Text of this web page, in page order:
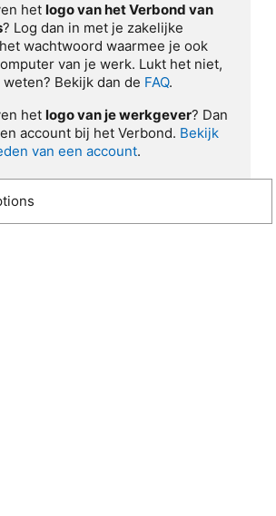
het logo van het Verbond van
? Log dan in met je zakelijke
wachtwoord waarmee je ook
van je werk. Lukt het niet,
Bekijk dan de FAQ.
het logo van je werkgever? Dan
account bij het Verbond. Bekijk
van een account.